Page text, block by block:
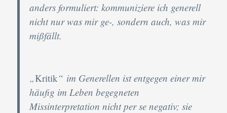
anders formuliert: kommuniziere ich generell
nicht nur was mir ge-, sondern auch, was mir
mißfällt.
„Kritik“ im Generellen ist entgegen einer mir
häufig im Leben begegneten
Missinterpretation nicht per se negativ; sie